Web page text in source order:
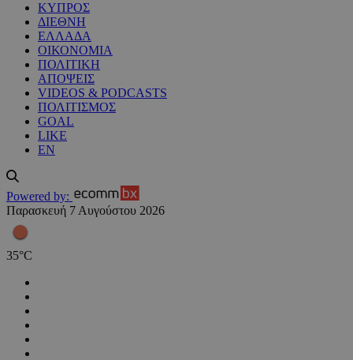
ΚΥΠΡΟΣ
ΔΙΕΘΝΗ
ΕΛΛΑΔΑ
ΟΙΚΟΝΟΜΙΑ
ΠΟΛΙΤΙΚΗ
ΑΠΟΨΕΙΣ
VIDEOS & PODCASTS
ΠΟΛΙΤΙΣΜΟΣ
GOAL
LIKE
EN
Powered by:
Παρασκευή 7 Αυγούστου 2026
35°C